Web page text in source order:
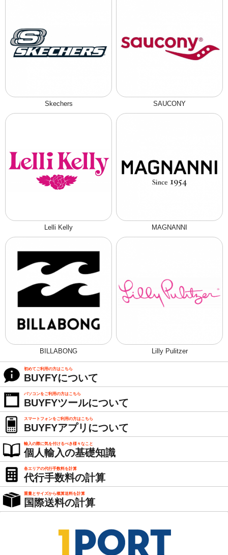
Skechers SAUCONY
Lelli Kelly MAGNANNI
BILLABONG Lilly Pulitzer
初めてご利用の方はこちら
BUYFYについて
パソコンをご利用の方はこちら
BUYFYツールについて
スマートフォンをご利用の方はこちら
BUYFYアプリについて
輸入の際に気を付けるべき様々なこと
個人輸入の基礎知識
各エリアの代行手数料を計算
代行手数料の計算
重量とサイズから概算送料を計算
国際送料の計算